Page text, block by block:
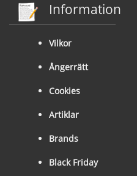
Information
Vilkor
Ångerrätt
Cookies
Artiklar
Brands
Black Friday